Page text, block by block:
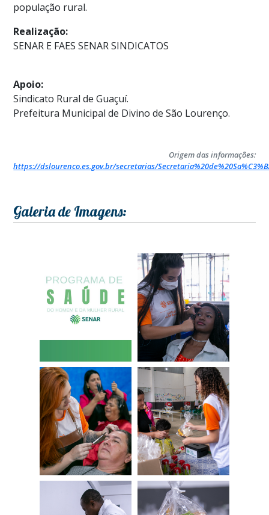
população rural.
Realização:
SENAR E FAES SENAR SINDICATOS
Apoio:
Sindicato Rural de Guaçuí.
Prefeitura Municipal de Divino de São Lourenço.
Origem das informações:
https://dslourenco.es.gov.br/secretarias/
Galeria de Imagens: